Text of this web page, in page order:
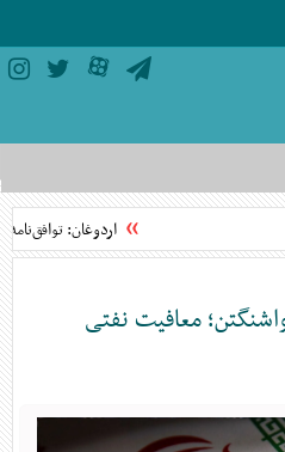
اردوغان:
معافیت نفتی